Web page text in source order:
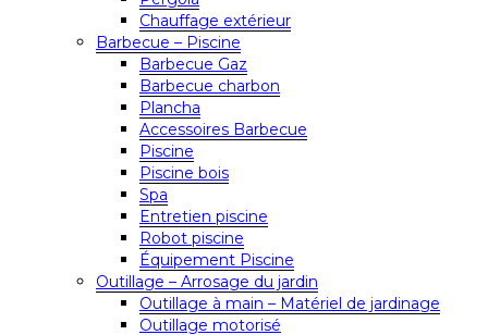
Chauffage extérieur
Barbecue – Piscine
Barbecue Gaz
Barbecue charbon
Plancha
Accessoires Barbecue
Piscine
Piscine bois
Spa
Entretien piscine
Robot piscine
Équipement Piscine
Outillage – Arrosage du jardin
Outillage à main – Matériel de jardinage
Outillage motorisé